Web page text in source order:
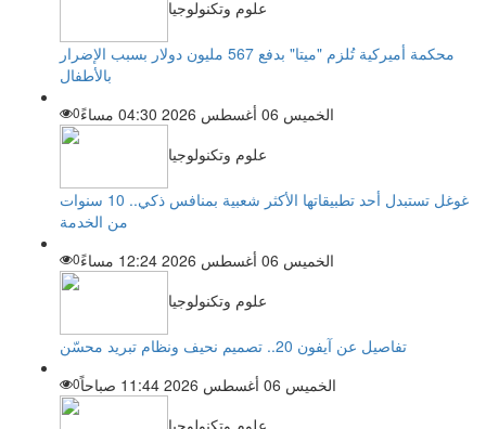
علوم وتكنولوجيا
محكمة أميركية تُلزم "ميتا" بدفع 567 مليون دولار بسبب الإضرار
بالأطفال
الخميس 06 أغسطس 2026 04:30 مساءً
0
علوم وتكنولوجيا
غوغل تستبدل أحد تطبيقاتها الأكثر شعبية بمنافس ذكي.. 10 سنوات
من الخدمة
الخميس 06 أغسطس 2026 12:24 مساءً
0
علوم وتكنولوجيا
تفاصيل عن آيفون 20.. تصميم نحيف ونظام تبريد محسّن
الخميس 06 أغسطس 2026 11:44 صباحاً
0